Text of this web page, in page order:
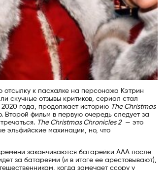
отсылку к пасхалке на персонажа Кэтрин
скучные отзывы критиков, сериал стал
года, продолжает историю The Christmas
фильм в первую очередь следует за
The Christmas Chronicles 2— это
эльфийские махинации, но, что
заканчиваются батарейки AAA после
за батареями (и в итоге ее арестовывают),
когда замечает ссору у